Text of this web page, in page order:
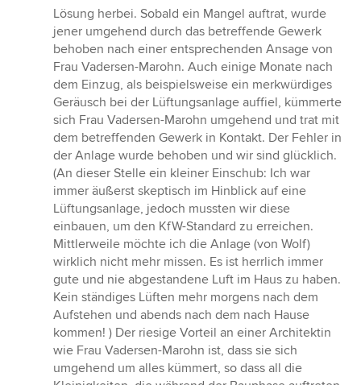
Lösung herbei. Sobald ein Mangel auftrat, wurde
jener umgehend durch das betreffende Gewerk
behoben nach einer entsprechenden Ansage von
Frau Vadersen-Marohn. Auch einige Monate nach
dem Einzug, als beispielsweise ein merkwürdiges
Geräusch bei der Lüftungsanlage auffiel, kümmerte
sich Frau Vadersen-Marohn umgehend und trat mit
dem betreffenden Gewerk in Kontakt. Der Fehler in
der Anlage wurde behoben und wir sind glücklich.
(An dieser Stelle ein kleiner Einschub: Ich war
immer äußerst skeptisch im Hinblick auf eine
Lüftungsanlage, jedoch mussten wir diese
einbauen, um den KfW-Standard zu erreichen.
Mittlerweile möchte ich die Anlage (von Wolf)
wirklich nicht mehr missen. Es ist herrlich immer
gute und nie abgestandene Luft im Haus zu haben.
Kein ständiges Lüften mehr morgens nach dem
Aufstehen und abends nach dem nach Hause
kommen! ) Der riesige Vorteil an einer Architektin
wie Frau Vadersen-Marohn ist, dass sie sich
umgehend um alles kümmert, so dass all die